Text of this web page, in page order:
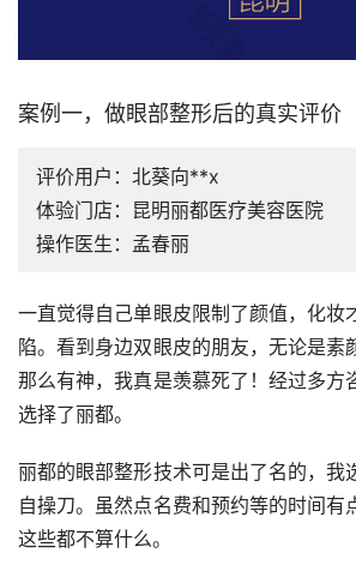
案例一，做眼部整形后的真实评价
评价用户：北葵向**x
体验门店：昆明丽都医疗美容医院
操作医生：孟春丽
一直觉得自己单眼皮限制了颜值，化妆
陷。看到身边双眼皮的朋友，无论是素
那么有神，我真是羡慕死了！经过多方
选择了丽都。
丽都的眼部整形技术可是出了名的，我
自操刀。虽然点名费和预约等的时间有
这些都不算什么。